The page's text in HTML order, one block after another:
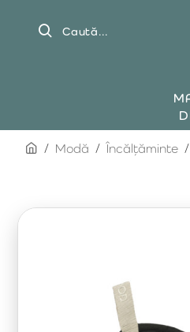
Caută...
homeModă Încălțăminte